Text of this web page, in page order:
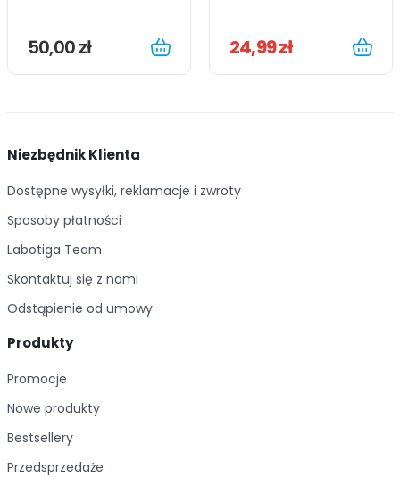
50,00 zł 24,99 zł
Niezbędnik Klienta
Dostępne wysyłki, reklamacje i zwroty
Sposoby płatności
Labotiga Team
Skontaktuj się z nami
Odstąpienie od umowy
Produkty
Promocje
Nowe produkty
Bestsellery
Przedsprzedaże